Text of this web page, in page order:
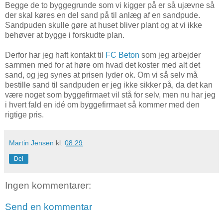
Begge de to byggegrunde som vi kigger på er så ujævne så
der skal køres en del sand på til anlæg af en sandpude.
Sandpuden skulle gøre at huset bliver plant og at vi ikke
behøver at bygge i forskudte plan.
Derfor har jeg haft kontakt til FC Beton som jeg arbejder
sammen med for at høre om hvad det koster med alt det
sand, og jeg synes at prisen lyder ok. Om vi så selv må
bestille sand til sandpuden er jeg ikke sikker på, da det kan
være noget som byggefirmaet vil stå for selv, men nu har jeg
i hvert fald en idé om byggefirmaet så kommer med den
rigtige pris.
Martin Jensen kl. 08.29
Del
Ingen kommentarer:
Send en kommentar